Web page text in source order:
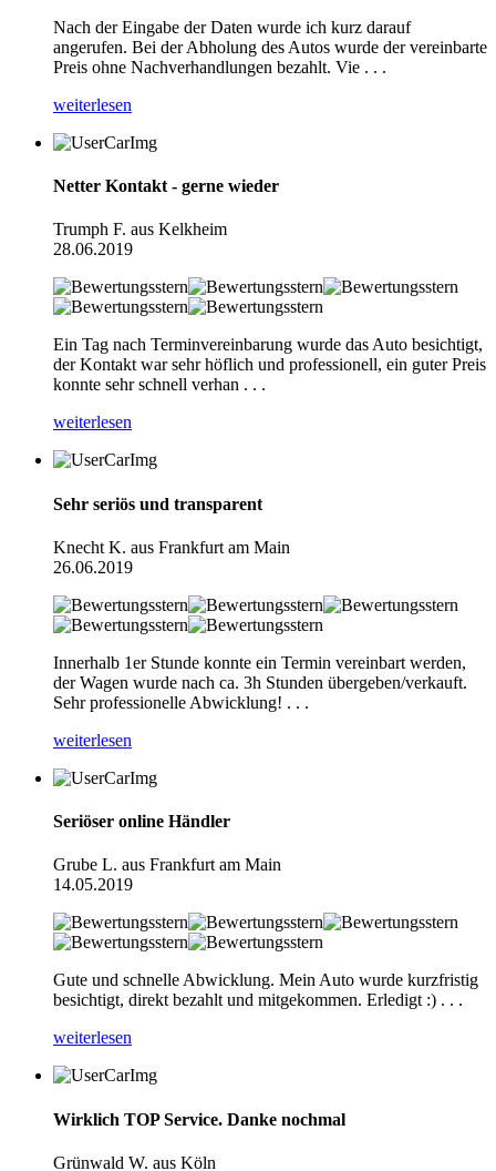
Nach der Eingabe der Daten wurde ich kurz darauf
angerufen. Bei der Abholung des Autos wurde der vereinbarte
Preis ohne Nachverhandlungen bezahlt. Vie . . .
weiterlesen
Netter Kontakt - gerne wieder
Trumph F. aus Kelkheim
28.06.2019
Ein Tag nach Terminvereinbarung wurde das Auto besichtigt,
der Kontakt war sehr höflich und professionell, ein guter Preis
konnte sehr schnell verhan . . .
weiterlesen
Sehr seriös und transparent
Knecht K. aus Frankfurt am Main
26.06.2019
Innerhalb 1er Stunde konnte ein Termin vereinbart werden,
der Wagen wurde nach ca. 3h Stunden übergeben/verkauft.
Sehr professionelle Abwicklung! . . .
weiterlesen
Seriöser online Händler
Grube L. aus Frankfurt am Main
14.05.2019
Gute und schnelle Abwicklung. Mein Auto wurde kurzfristig
besichtigt, direkt bezahlt und mitgekommen. Erledigt :) . . .
weiterlesen
Wirklich TOP Service. Danke nochmal
Grünwald W. aus Köln